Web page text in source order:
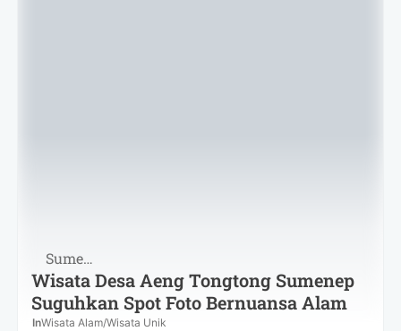
Sumenep
Wisata Desa Aeng Tongtong Sumenep
Suguhkan Spot Foto Bernuansa Alam
InWisata Alam/Wisata Unik